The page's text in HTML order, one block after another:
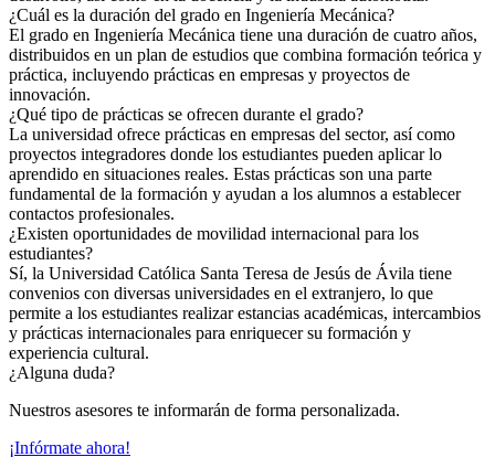
¿Cuál es la duración del grado en Ingeniería Mecánica?
El grado en Ingeniería Mecánica tiene una duración de cuatro años,
distribuidos en un plan de estudios que combina formación teórica y
práctica, incluyendo prácticas en empresas y proyectos de
innovación.
¿Qué tipo de prácticas se ofrecen durante el grado?
La universidad ofrece prácticas en empresas del sector, así como
proyectos integradores donde los estudiantes pueden aplicar lo
aprendido en situaciones reales. Estas prácticas son una parte
fundamental de la formación y ayudan a los alumnos a establecer
contactos profesionales.
¿Existen oportunidades de movilidad internacional para los
estudiantes?
Sí, la Universidad Católica Santa Teresa de Jesús de Ávila tiene
convenios con diversas universidades en el extranjero, lo que
permite a los estudiantes realizar estancias académicas, intercambios
y prácticas internacionales para enriquecer su formación y
experiencia cultural.
¿Alguna duda?
Nuestros asesores te informarán de forma personalizada.
¡Infórmate ahora!